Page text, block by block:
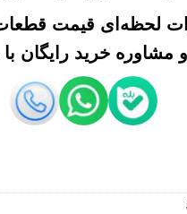
لحظه‌ای قیمت
مشاوره خرید رایگان